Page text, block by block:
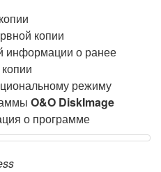
копии
информации о ранее
режиму
O&O DiskImage
о программе